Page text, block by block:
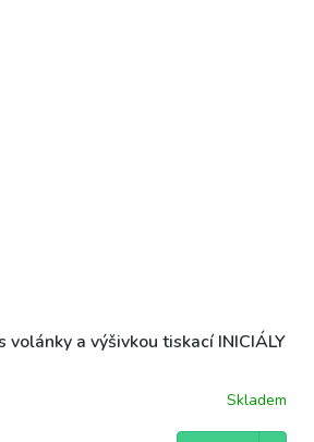
volánky a výšivkou tiskací INICIÁLY
Skladem